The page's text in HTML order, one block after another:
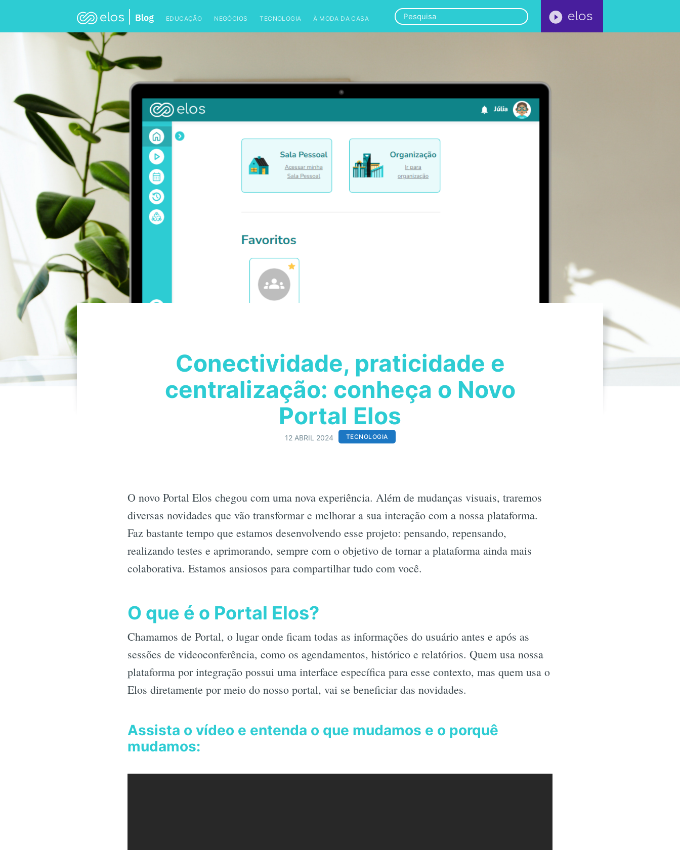
EDUCAÇÃO NEGÓCIOS TECNOLOGIA À MODA DA CASA CASES
Conectividade, praticidade e
centralização: conheça o Novo
Portal Elos
12 ABRIL 2024 TECNOLOGIA
O novo Portal Elos chegou com uma nova experiência. Além de mudanças visuais, traremos
diversas novidades que vão transformar e melhorar a sua interação com a nossa plataforma.
Faz bastante tempo que estamos desenvolvendo esse projeto: pensando, repensando,
realizando testes e aprimorando, sempre com o objetivo de tornar a plataforma ainda mais
colaborativa. Estamos ansiosos para compartilhar tudo com você.
O que é o Portal Elos?
Chamamos de Portal, o lugar onde ficam todas as informações do usuário antes e após as
sessões de videoconferência, como os agendamentos, histórico e relatórios. Quem usa nossa
plataforma por integração possui uma interface específica para esse contexto, mas quem usa o
Elos diretamente por meio do nosso portal, vai se beneficiar das novidades.
Assista o vídeo e entenda o que mudamos e o porquê
mudamos: